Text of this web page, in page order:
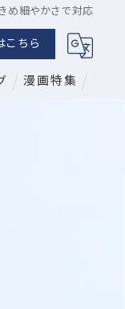
め細やかさで対応
こちら
漫画特集